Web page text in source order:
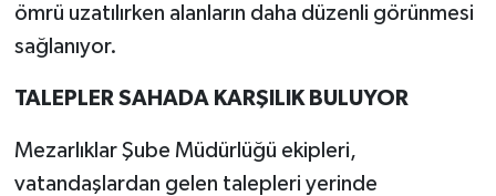
ömrü uzatılırken alanların daha düzenli görünmesi
sağlanıyor.
TALEPLER SAHADA KARŞILIK BULUYOR
Mezarlıklar Şube Müdürlüğü ekipleri,
vatandaşlardan gelen talepleri yerinde